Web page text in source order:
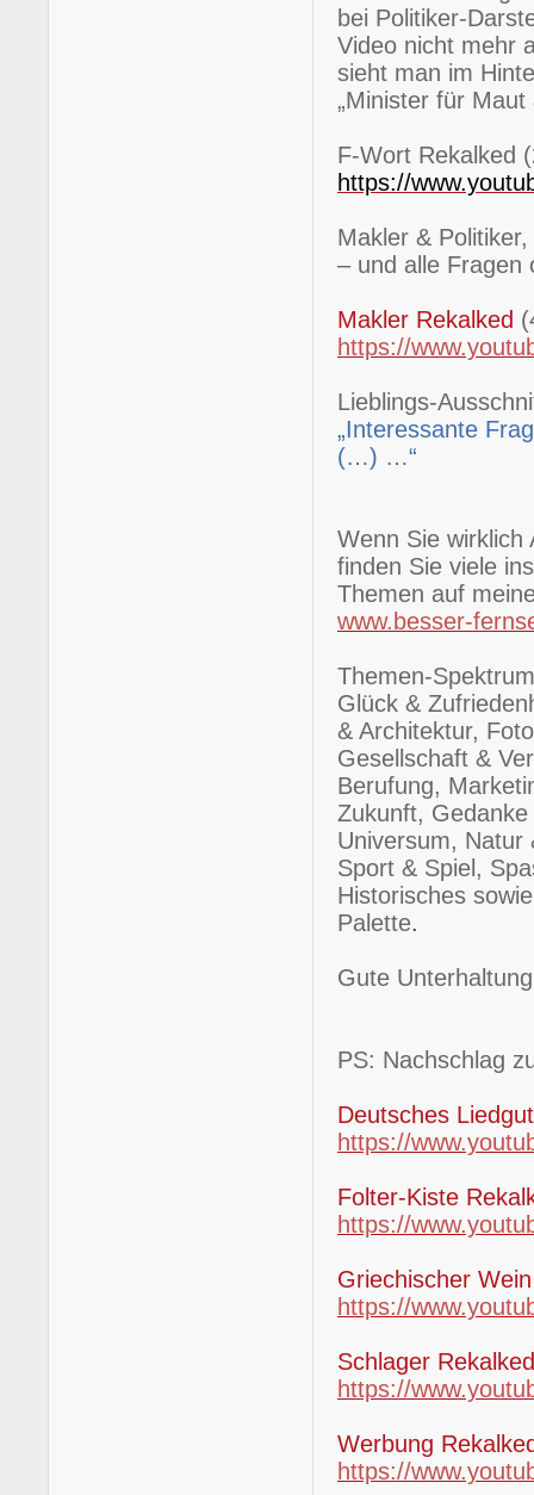
bei Politiker-
Video nicht mehr
sieht man im
„Minister für
F-Wort Rekalked
https://
Makler &
– und alle
Makler Rekalked
https://
Lieblings-
„Interessante
(…) …“
Wenn Sie wirklich
finden Sie viele
Themen auf
www.besser-
Themen-
Glück &
& Architektur,
Gesellschaft &
Berufung,
Zukunft,
Universum, Natur
Sport & Spiel,
Historisches
Palette.
Gute
PS: Nachschlag
Deutsches
https://
Folter-Kiste
https://
Griechischer
https://
Schlager
https://
Werbung
https://